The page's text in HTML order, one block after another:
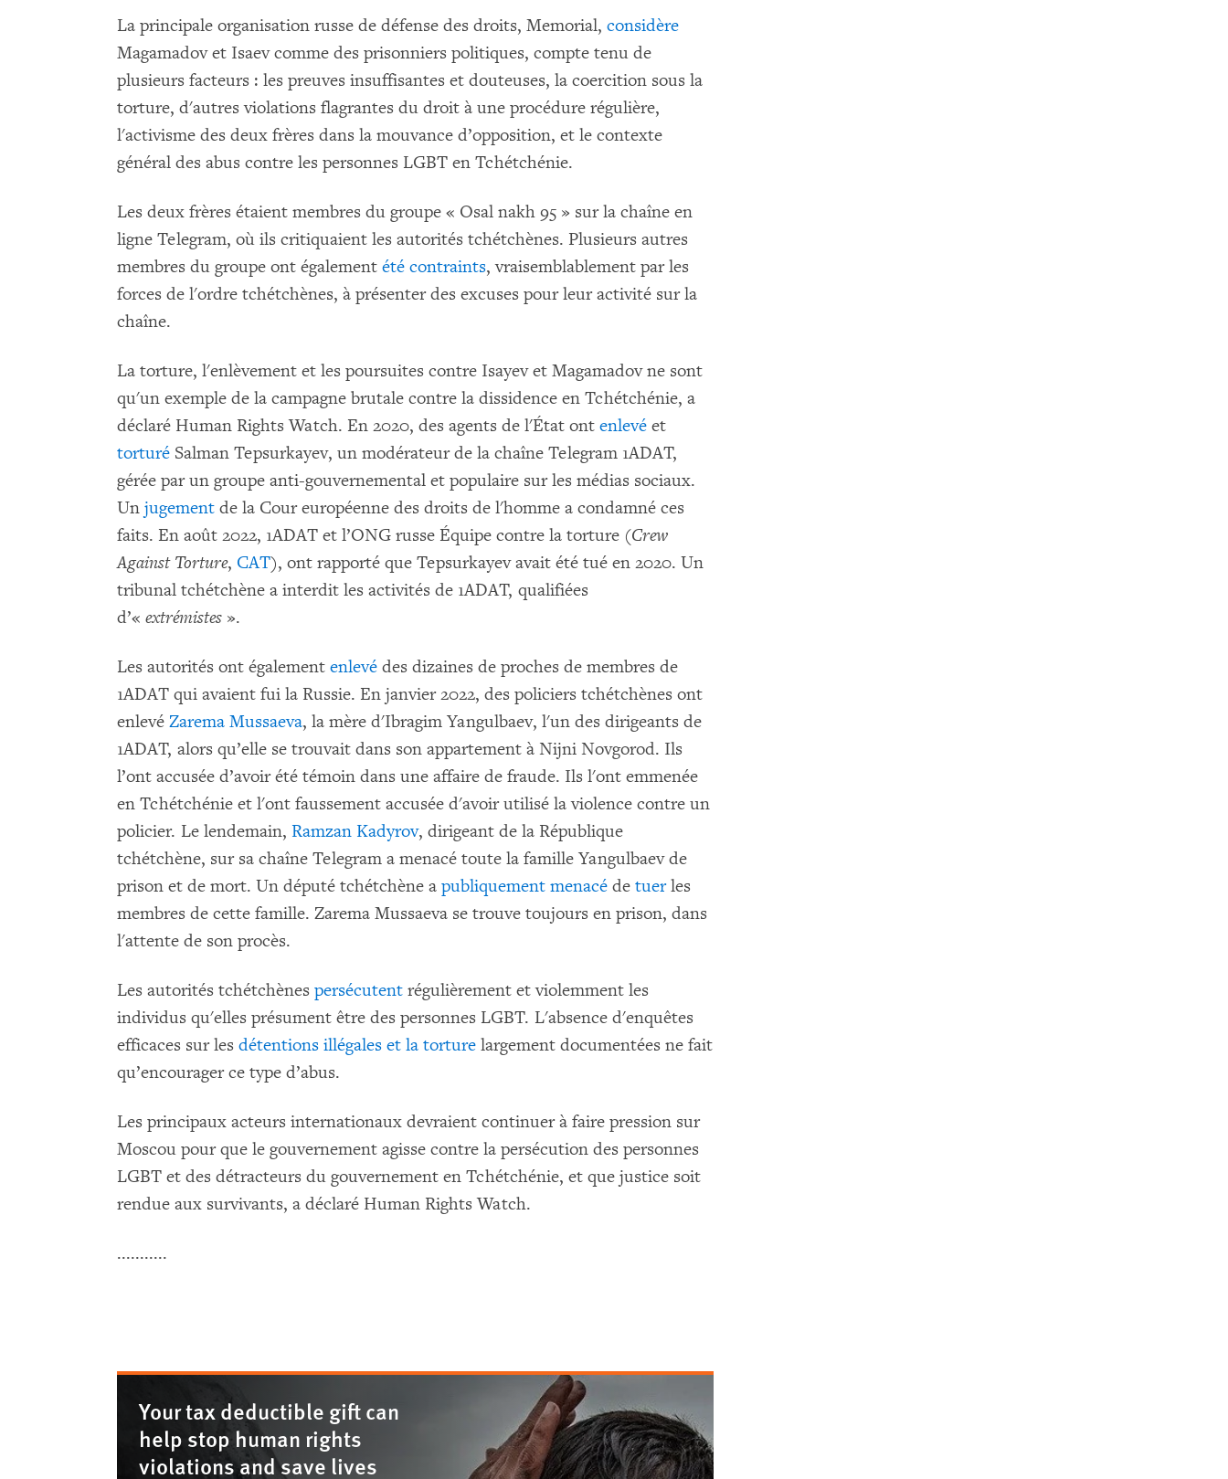
La principale organisation russe de défense des droits, Memorial, considère
Magamadov et Isaev comme des prisonniers politiques, compte tenu de
plusieurs facteurs : les preuves insuffisantes et douteuses, la coercition sous la
torture, d'autres violations flagrantes du droit à une procédure régulière,
l'activisme des deux frères dans la mouvance d’opposition, et le contexte
général des abus contre les personnes LGBT en Tchétchénie.
Les deux frères étaient membres du groupe « Osal nakh 95 » sur la chaîne en
ligne Telegram, où ils critiquaient les autorités tchétchènes. Plusieurs autres
membres du groupe ont également été contraints, vraisemblablement par les
forces de l'ordre tchétchènes, à présenter des excuses pour leur activité sur la
chaîne.
La torture, l'enlèvement et les poursuites contre Isayev et Magamadov ne sont
qu'un exemple de la campagne brutale contre la dissidence en Tchétchénie, a
déclaré Human Rights Watch. En 2020, des agents de l'État ont enlevé et
torturé Salman Tepsurkayev, un modérateur de la chaîne Telegram 1ADAT,
gérée par un groupe anti-gouvernemental et populaire sur les médias sociaux.
Un jugement de la Cour européenne des droits de l'homme a condamné ces
faits. En août 2022, 1ADAT et l’ONG russe Équipe contre la torture (Crew
Against Torture, CAT), ont rapporté que Tepsurkayev avait été tué en 2020. Un
tribunal tchétchène a interdit les activités de 1ADAT, qualifiées
d’« extrémistes ».
Les autorités ont également enlevé des dizaines de proches de membres de
1ADAT qui avaient fui la Russie. En janvier 2022, des policiers tchétchènes ont
enlevé Zarema Mussaeva, la mère d'Ibragim Yangulbaev, l'un des dirigeants de
1ADAT, alors qu’elle se trouvait dans son appartement à Nijni Novgorod. Ils
l’ont accusée d’avoir été témoin dans une affaire de fraude. Ils l'ont emmenée
en Tchétchénie et l'ont faussement accusée d'avoir utilisé la violence contre un
policier. Le lendemain, Ramzan Kadyrov, dirigeant de la République
tchétchène, sur sa chaîne Telegram a menacé toute la famille Yangulbaev de
prison et de mort. Un député tchétchène a publiquement menacé de tuerles
membres de cette famille. Zarema Mussaeva se trouve toujours en prison, dans
l'attente de son procès.
Les autorités tchétchènes persécutent régulièrement et violemment les
individus qu'elles présument être des personnes LGBT. L'absence d'enquêtes
efficaces sur les détentions illégales et la torture largement documentées ne fait
qu’encourager ce type d’abus.
Les principaux acteurs internationaux devraient continuer à faire pression sur
Moscou pour que le gouvernement agisse contre la persécution des personnes
LGBT et des détracteurs du gouvernement en Tchétchénie, et que justice soit
rendue aux survivants, a déclaré Human Rights Watch.
...........
Your tax deductible gift can
help stop human rights
violations and save lives